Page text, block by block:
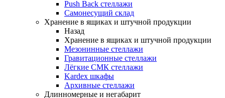
Push Back стеллажи
Самонесущий склад
Хранение в ящиках и штучной продукции
Назад
Хранение в ящиках и штучной продукции
Мезонинные стеллажи
Гравитационные стеллажи
Лёгкие СМК стеллажи
Kardex шкафы
Архивные стеллажи
Длинномерные и негабарит